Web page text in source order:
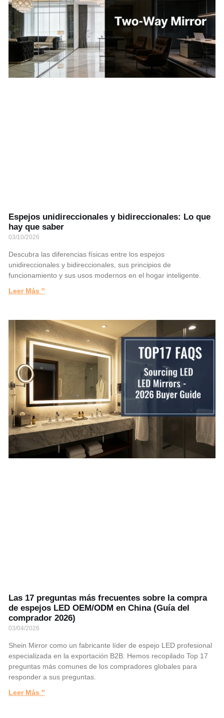
Espejos unidireccionales y bidireccionales: Lo que
hay que saber
03/10/2026
Descubra las diferencias físicas entre los espejos
unidireccionales y bidireccionales, sus principios de
funcionamiento y sus usos modernos en el hogar inteligente.
Leer Más "
Las 17 preguntas más frecuentes sobre la compra
de espejos LED OEM/ODM en China (Guía del
comprador 2026)
03/04/2026
Shein Mirror como un fabricante líder de espejo LED profesional
especializada en la exportación B2B. Hemos recopilado Top 17
preguntas más comunes de los compradores globales para
responder a sus preguntas.
Leer Más "